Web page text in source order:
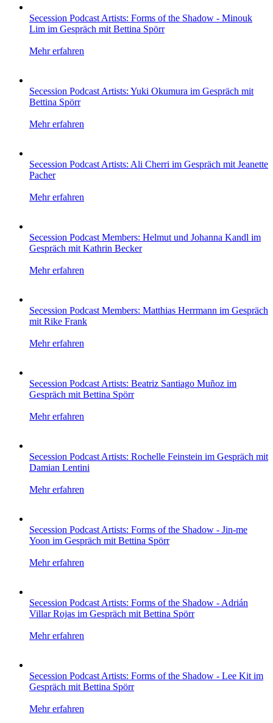
Secession Podcast Artists: Forms of the Shadow - Minouk
Lim im Gespräch mit Bettina Spörr
Mehr erfahren
Secession Podcast Artists: Yuki Okumura im Gespräch mit
Bettina Spörr
Mehr erfahren
Secession Podcast Artists: Ali Cherri im Gespräch mit Jeanette
Pacher
Mehr erfahren
Secession Podcast Members: Helmut und Johanna Kandl im
Gespräch mit Kathrin Becker
Mehr erfahren
Secession Podcast Members: Matthias Herrmann im Gespräch
mit Rike Frank
Mehr erfahren
Secession Podcast Artists: Beatriz Santiago Muñoz im
Gespräch mit Bettina Spörr
Mehr erfahren
Secession Podcast Artists: Rochelle Feinstein im Gespräch mit
Damian Lentini
Mehr erfahren
Secession Podcast Artists: Forms of the Shadow - Jin-me
Yoon im Gespräch mit Bettina Spörr
Mehr erfahren
Secession Podcast Artists: Forms of the Shadow - Adrián
Villar Rojas im Gespräch mit Bettina Spörr
Mehr erfahren
Secession Podcast Artists: Forms of the Shadow - Lee Kit im
Gespräch mit Bettina Spörr
Mehr erfahren